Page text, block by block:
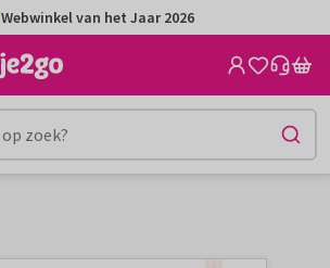
Webwinkel van het Jaar 2026